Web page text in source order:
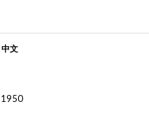
中文